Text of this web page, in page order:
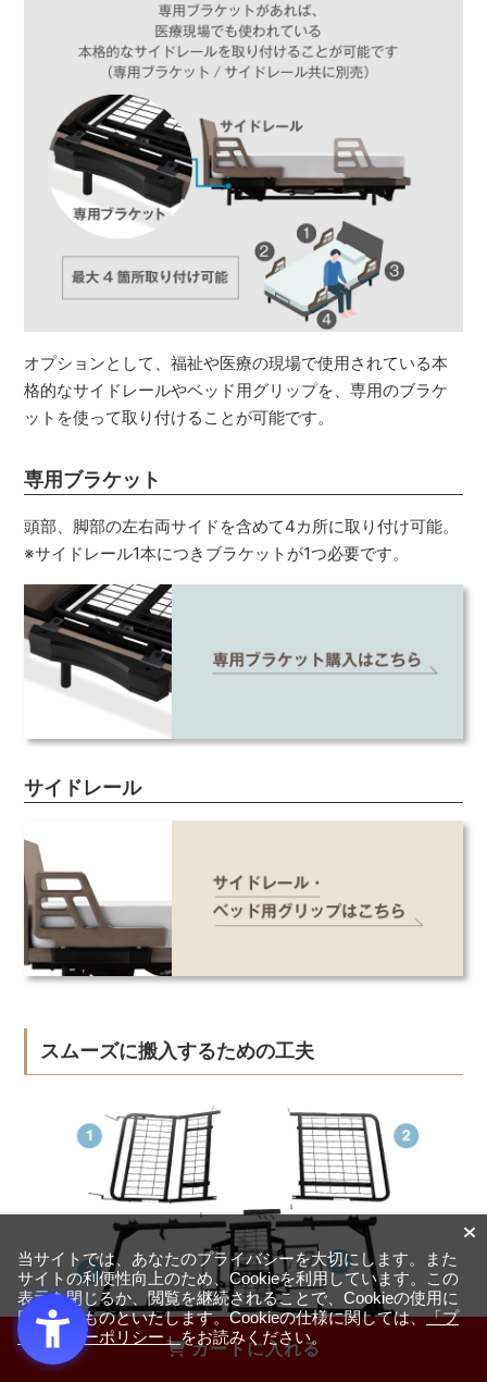
カートに入れる
オプションとして、福祉や医療の現場で使用されている本
格的なサイドレールやベッド用グリップを、専用のブラケ
ットを使って取り付けることが可能です。
専用ブラケット
頭部、脚部の左右両サイドを含めて4カ所に取り付け可能。
※サイドレール1本につきブラケットが1つ必要です。
サイドレール
スムーズに搬入するための工夫
当サイトでは、あなたのプライバシーを大切にします。また
サイトの利便性向上のため、Cookieを利用しています。この
表示を閉じるか、閲覧を継続されることで、Cookieの使用に
同意するものといたします。Cookieの仕様に関しては、「プ
ライバシーポリシー」をお読みください。